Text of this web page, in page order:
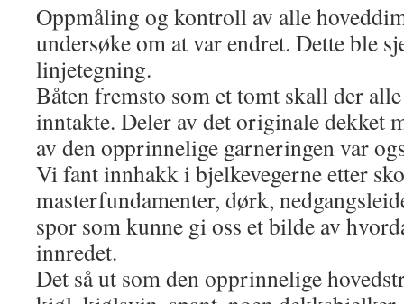
Oppmåling og kontroll av alle
undersøke om at var endret. Dette ble
linjetegning.
Båten fremsto som et tomt skall der
inntakte. Deler av det originale dekket
av den opprinnelige garneringen var
Vi fant innhakk i bjelkevegerne etter
masterfundamenter, dørk,
spor som kunne gi oss et bilde av
innredet.
Det så ut som den opprinnelige